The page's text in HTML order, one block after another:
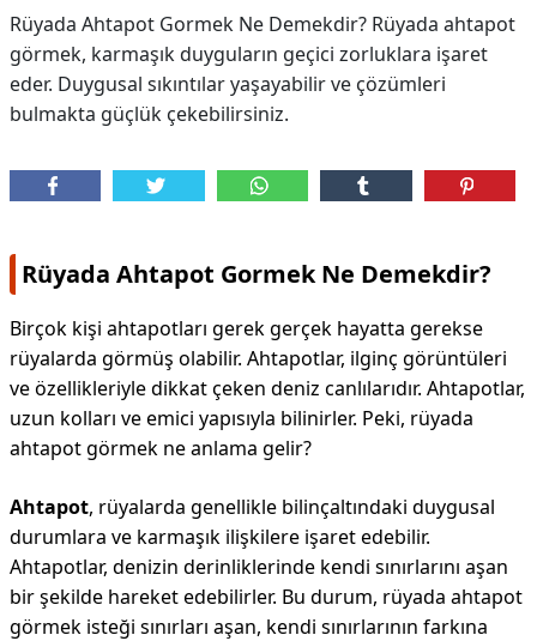
Rüyada Ahtapot Gormek Ne Demekdir? Rüyada ahtapot
görmek, karmaşık duyguların geçici zorluklara işaret
eder. Duygusal sıkıntılar yaşayabilir ve çözümleri
bulmakta güçlük çekebilirsiniz.
Rüyada Ahtapot Gormek Ne Demekdir?
Birçok kişi ahtapotları gerek gerçek hayatta gerekse
rüyalarda görmüş olabilir. Ahtapotlar, ilginç görüntüleri
ve özellikleriyle dikkat çeken deniz canlılarıdır. Ahtapotlar,
uzun kolları ve emici yapısıyla bilinirler. Peki, rüyada
ahtapot görmek ne anlama gelir?
Ahtapot, rüyalarda genellikle bilinçaltındaki duygusal
durumlara ve karmaşık ilişkilere işaret edebilir.
Ahtapotlar, denizin derinliklerinde kendi sınırlarını aşan
bir şekilde hareket edebilirler. Bu durum, rüyada ahtapot
görmek isteği sınırları aşan, kendi sınırlarının farkına